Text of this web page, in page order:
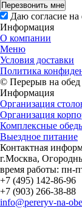
Перезвонить мне
Даю согласие на
Информация
О компании
Меню
Условия доставки
Политика
© Перерыв на обед
Информация
Организация
Организация
Комплексные
Выездное питание
Контактная
г.Москва,
время работы: пн-
+7 (495) 142-86-96
+7 (903) 266-38-88
info@pereryv-na-